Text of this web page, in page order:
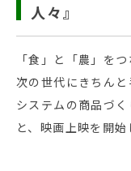
人々』
「食」と「農」を
次の世代にきちん
システムの商品づ
と、映画上映を開始